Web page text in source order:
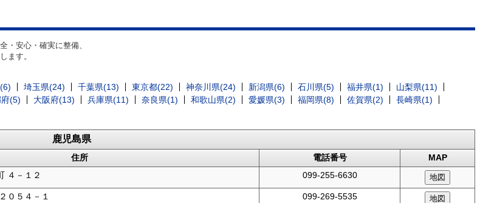
・安心・確実に整備、
ます。
埼玉県(24) 千葉県(13) 東京都(22) 神奈川県(24) 新潟県(6) 石川県(5) 福井県(1)
山梨県(11)
(5) 大阪府(13) 兵庫県(11) 奈良県(1) 和歌山県(2) 愛媛県(3) 福岡県(8) 佐賀県(2)
長崎県(1)
鹿児島県
住所 電話番号
MAP
４－１２ 099-255-6630
０５４－１ 099-269-5535